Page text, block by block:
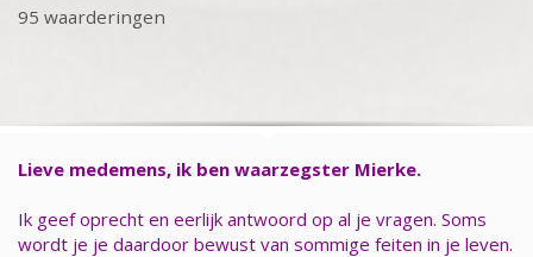
95 waarderingen
Lieve medemens, ik ben waarzegster Mierke.
Ik geef oprecht en eerlijk antwoord op al je vragen. Soms
wordt je je daardoor bewust van sommige feiten in je leven.